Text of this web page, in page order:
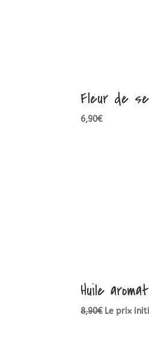
Fleur de
6,90€
Huile
8,90€ Le prix